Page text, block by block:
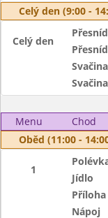
Celý den (9:00 -
Celý den
Menu Chod
Oběd (11:00 -
1
Jídlo
Příloha
Nápoj